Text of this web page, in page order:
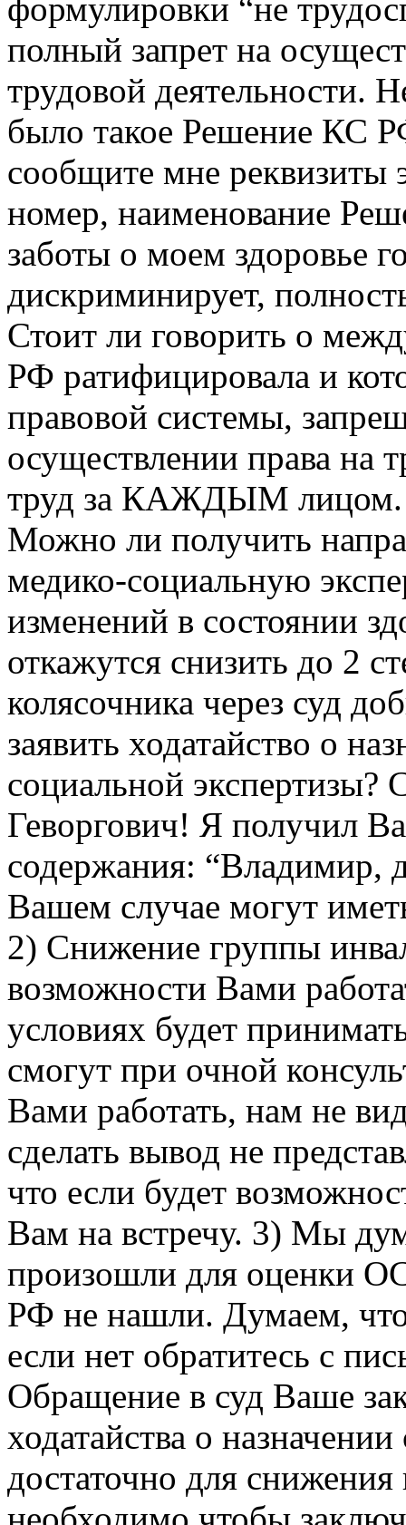
формулировки “не
полный запрет на
трудовой деятельности.
было такое Решение КС
сообщите мне реквизиты
номер, наименование
заботы о моем здоровье
дискриминирует,
Стоит ли говорить о
РФ ратифицировала и
правовой системы,
осуществлении права на
труд за КАЖДЫМ лицом.
Можно ли получить
медико-социальную
изменений в состоянии
откажутся снизить до 2
колясочника через суд
заявить ходатайство о
социальной
Геворгович! Я получил
содержания: “Владимир,
Вашем случае могут
2) Снижение группы
возможности Вами
условиях будет
смогут при очной
Вами работать, нам не
сделать вывод не
что если будет
Вам на встречу. 3) Мы
произошли для оценки
РФ не нашли. Думаем,
если нет обратитесь с
Обращение в суд Ваше
ходатайства о
достаточно для